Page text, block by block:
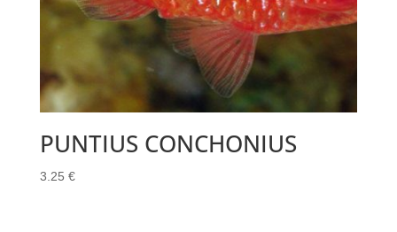
PUNTIUS CONCHONIUS
3.25 €